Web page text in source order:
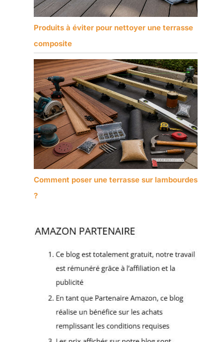
Produits à éviter pour nettoyer une terrasse
composite
Comment poser une terrasse sur lambourdes
?